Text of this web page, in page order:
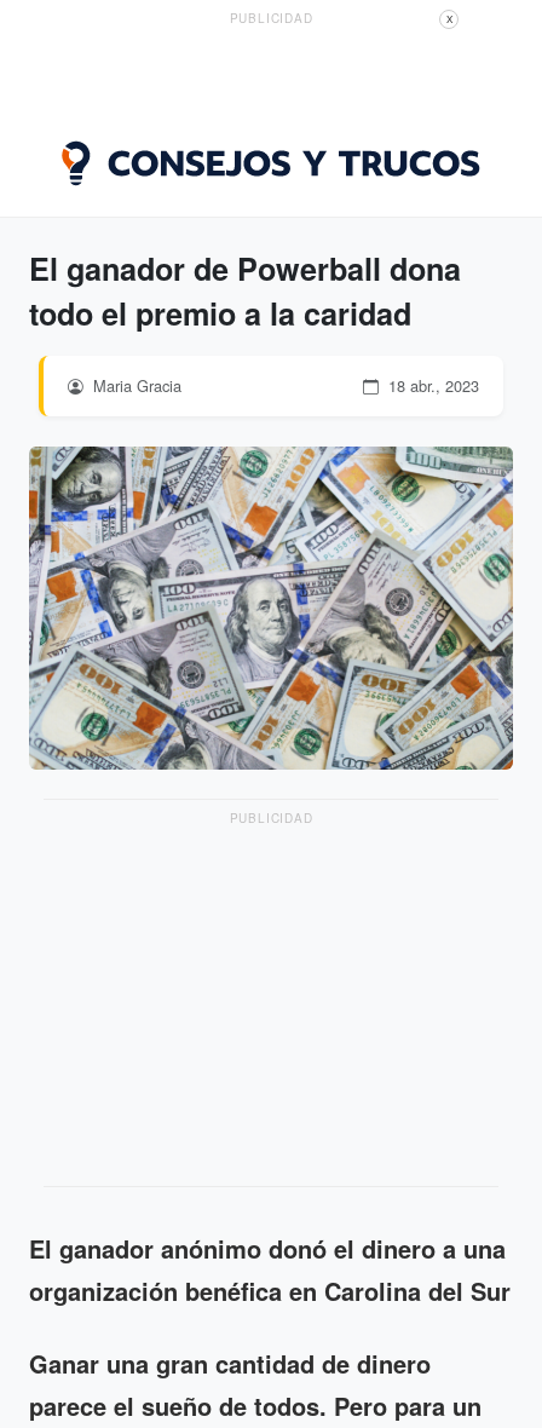
PUBLICIDAD X
El ganador de Powerball dona
todo el premio a la caridad
Maria Gracia 18 abr., 2023
PUBLICIDAD
El ganador anónimo donó el dinero a una
organización benéfica en Carolina del Sur
Ganar una gran cantidad de dinero
parece el sueño de todos. Pero para un